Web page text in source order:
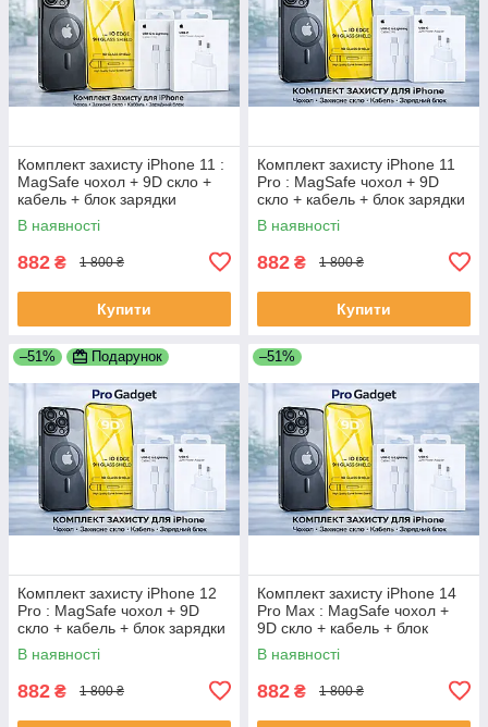
Комплект захисту iPhone 11 :
MagSafe чохол + 9D скло +
кабель + блок зарядки
В наявності
882 ₴ 1 800 ₴
Купити
Комплект захисту iPhone 11
Pro : MagSafe чохол + 9D
скло + кабель + блок зарядки
В наявності
882 ₴ 1 800 ₴
Купити
–51% Подарунок
Комплект захисту iPhone 12
Pro : MagSafe чохол + 9D
скло + кабель + блок зарядки
В наявності
882 ₴ 1 800 ₴
–51%
Комплект захисту iPhone 14
Pro Max : MagSafe чохол +
9D скло + кабель + блок
зарядки
В наявності
882 ₴ 1 800 ₴